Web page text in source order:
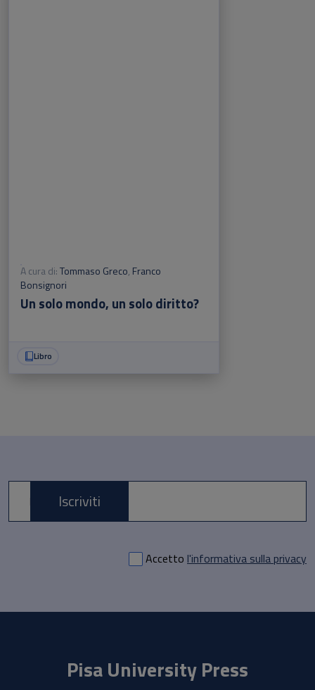
A cura di:Tommaso Greco, Franco
Bonsignori
Un solo mondo, un solo diritto?
Libro
E-mail *
Accetto l'informativa sulla privacy
Iscriviti
Pisa University Press